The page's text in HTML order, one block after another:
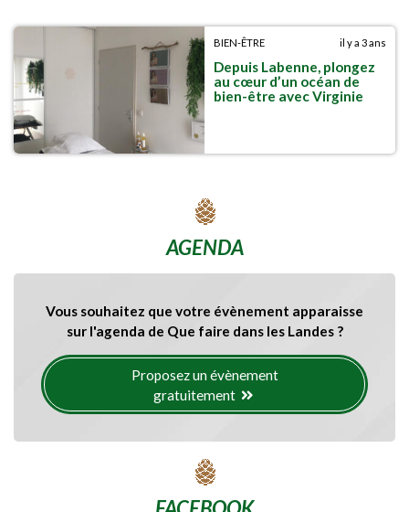
BIEN-ÊTRE il y a 3 ans
Depuis Labenne, plongez
au cœur d’un océan de
bien-être avec Virginie
AGENDA
Vous souhaitez que votre évènement apparaisse
sur l'agenda de Que faire dans les Landes ?
Proposez un évènement
gratuitement